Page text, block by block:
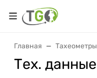
Главная Тахеометры
Тех. данные